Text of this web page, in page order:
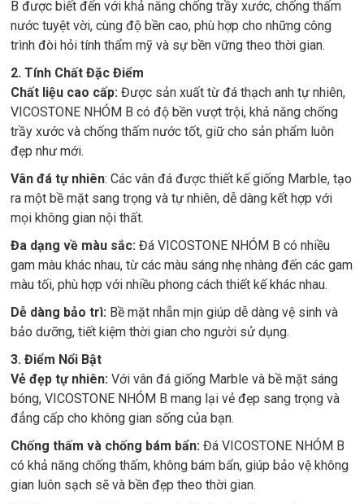
B được biết đến với khả năng chống trầy xước, chống thấm
nước tuyệt vời, cùng độ bền cao, phù hợp cho những công
trình đòi hỏi tính thẩm mỹ và sự bền vững theo thời gian.
2. Tính Chất Đặc Điểm
Chất liệu cao cấp: Được sản xuất từ đá thạch anh tự nhiên,
VICOSTONE NHÓM B có độ bền vượt trội, khả năng chống
trầy xước và chống thấm nước tốt, giữ cho sản phẩm luôn
đẹp như mới.
Vân đá tự nhiên: Các vân đá được thiết kế giống Marble, tạo
ra một bề mặt sang trọng và tự nhiên, dễ dàng kết hợp với
mọi không gian nội thất.
Đa dạng về màu sắc: Đá VICOSTONE NHÓM B có nhiều
gam màu khác nhau, từ các màu sáng nhẹ nhàng đến các gam
màu tối, phù hợp với nhiều phong cách thiết kế khác nhau.
Dễ dàng bảo trì: Bề mặt nhẵn mịn giúp dễ dàng vệ sinh và
bảo dưỡng, tiết kiệm thời gian cho người sử dụng.
3. Điểm Nổi Bật
Vẻ đẹp tự nhiên: Với vân đá giống Marble và bề mặt sáng
bóng, VICOSTONE NHÓM B mang lại vẻ đẹp sang trọng và
đẳng cấp cho không gian sống của bạn.
Chống thấm và chống bám bẩn: Đá VICOSTONE NHÓM B
có khả năng chống thấm, không bám bẩn, giúp bảo vệ không
gian luôn sạch sẽ và bền đẹp theo thời gian.